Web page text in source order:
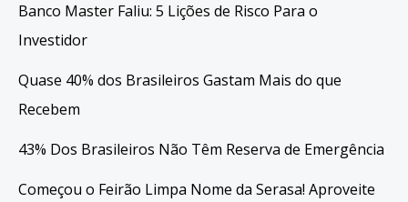
Banco Master Faliu: 5 Lições de Risco Para o
Investidor
Quase 40% dos Brasileiros Gastam Mais do que
Recebem
43% Dos Brasileiros Não Têm Reserva de Emergência
Começou o Feirão Limpa Nome da Serasa! Aproveite